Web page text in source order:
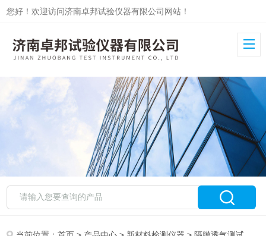
您好！欢迎访问济南卓邦试验仪器有限公司网站！